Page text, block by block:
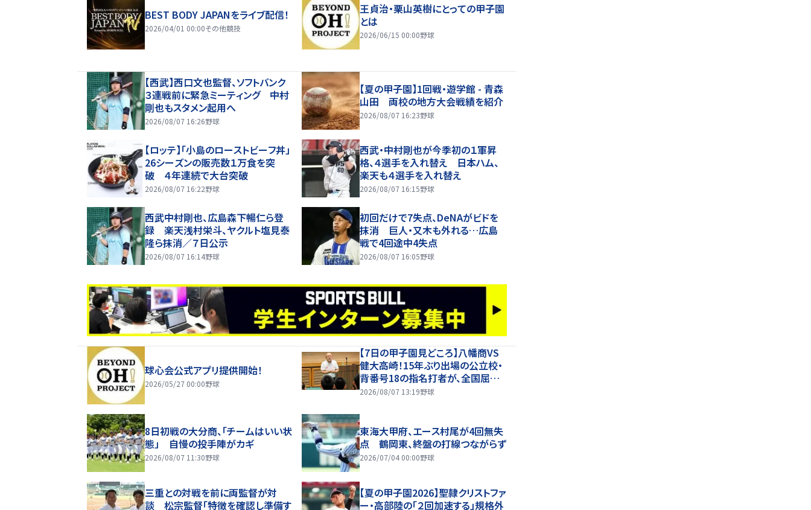
BEST BODY JAPANをライブ配信！
2026/04/01 00:00その他競技
王貞治・栗山英樹にとっての甲子園
とは
2026/06/15 00:00野球
【西武】西口文也監督、ソフトバンク
３連戦前に緊急ミーティング 中村
剛也もスタメン起用へ
2026/08/07 16:26野球
【夏の甲子園】1回戦・遊学館 - 青森
山田 両校の地方大会戦績を紹介
2026/08/07 16:23野球
【ロッテ】「小島のローストビーフ丼」
26シーズンの販売数１万食を突
破 ４年連続で大台突破
2026/08/07 16:22野球
西武・中村剛也が今季初の１軍昇
格、４選手を入れ替え 日本ハム、
楽天も４選手を入れ替え
2026/08/07 16:15野球
西武中村剛也、広島森下暢仁ら登
録 楽天浅村栄斗、ヤクルト塩見泰
隆ら抹消／７日公示
2026/08/07 16:14野球
初回だけで7失点、DeNAがビドを
抹消 巨人・又木も外れる…広島
戦で4回途中4失点
2026/08/07 16:05野球
球心会公式アプリ提供開始！
2026/05/27 00:00野球
【7日の甲子園見どころ】八幡商VS
健大高崎！15年ぶり出場の公立校・
背番号18の指名打者が、全国屈指
の投手陣に挑む
2026/08/07 13:19野球
8日初戦の大分商、「チームはいい状
態」 自慢の投手陣がカギ
2026/08/07 11:30野球
東海大甲府、エース村尾が4回無失
点 鶴岡東、終盤の打線つながらず
2026/07/04 00:00野球
三重との対戦を前に両監督が対
談 松宗監督「特徴を確認し準備す
【夏の甲子園2026】聖隷クリストファ
ー・高部陸の「２回加速する」規格外